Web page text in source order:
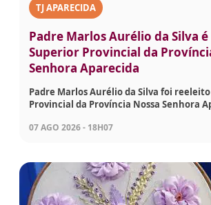
TJ APARECIDA
Padre Marlos Aurélio da Silva
Superior Provincial da
Senhora Aparecida
Padre Marlos Aurélio da Silva foi
Provincial da Província Nossa Senhora
07 AGO 2026 - 18H07